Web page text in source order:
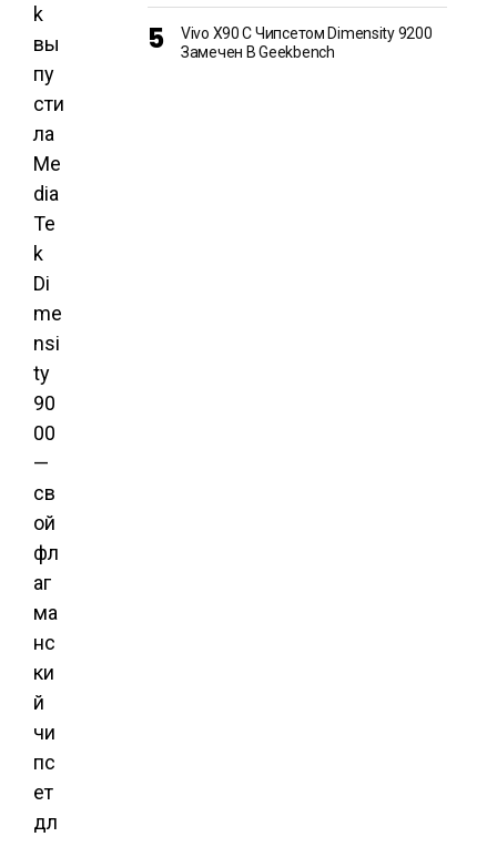
k
вы
пу
сти
ла
Me
dia
Te
k
Di
me
nsi
ty
90
00
—
св
ой
фл
аг
ма
нс
ки
й
чи
пс
ет
дл
Vivo X90 С Чипсетом Dimensity 9200
Замечен В Geekbench